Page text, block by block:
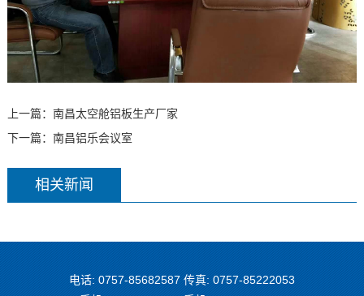
上一篇： 南昌太空舱铝板生产厂家
下一篇： 南昌铝乐会议室
相关新闻
电话: 0757-85682587 传真: 0757-85222053